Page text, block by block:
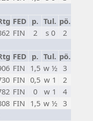
FED p. Tul. pö.
FIN 2 s 0
2
FED p. Tul. pö.
FIN 1,5 w ½ 3
FIN 0,5 w 1
2
FIN 0 w 1
4
FIN 1,5 w ½ 3